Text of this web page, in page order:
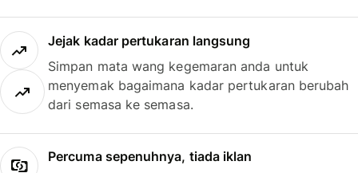
Jejak kadar pertukaran langsung
Simpan mata wang kegemaran anda untuk
menyemak bagaimana kadar pertukaran berubah
dari semasa ke semasa.
Percuma sepenuhnya, tiada iklan